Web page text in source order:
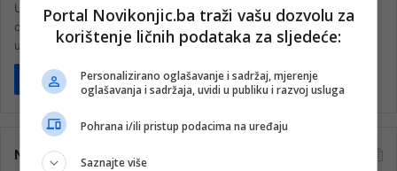
Upravni odbor Federalnog zavoda penzijsko-invalidskog
osiguranja donio je odluku o konačnom iznosu redovnog
usklađivanja za 2024. godinu po kojoj se…
Pročitaj više
Najčitanije
Portal Novikonjic.ba traži vašu dozvolu za
korištenje ličnih podataka za sljedeće:
Personalizirano oglašavanje i sadržaj, mjerenje
oglašavanja i sadržaja, uvidi u publiku i razvoj usluga
Pohrana i/ili pristup podacima na uređaju
Saznajte više